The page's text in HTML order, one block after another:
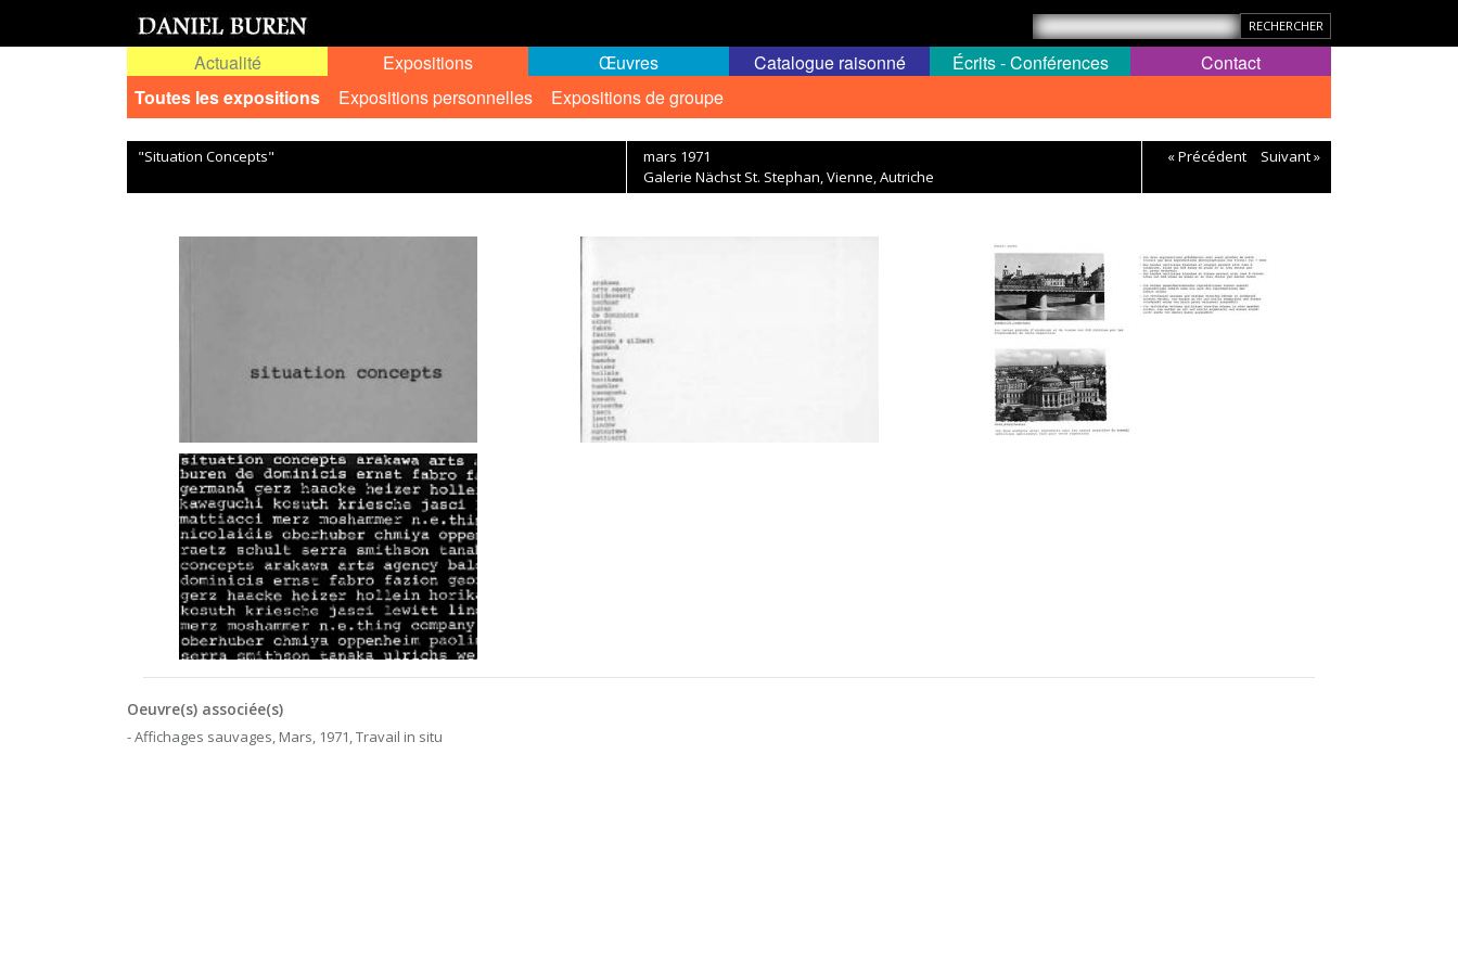
Actualité
Expositions
Toutes les expositions
Expositions personnelles Expositions de groupe
Œuvres Catalogue raisonné Écrits - Conférences Contact
"Situation Concepts"
mars 1971
Galerie Nächst St. Stephan, Vienne, Autriche
« Précédent Suivant »
Oeuvre(s) associée(s)
- Affichages sauvages, Mars, 1971, Travail in situ